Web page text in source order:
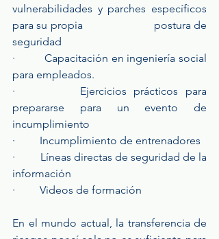
vulnerabilidades y parches específicos
para su propia 		          postura de
seguridad
·         Capacitación en ingeniería social
para empleados.
·         Ejercicios prácticos para
prepararse para un evento de
incumplimiento
·         Incumplimiento de entrenadores
·         Líneas directas de seguridad de la
información
·         Videos de formación
En el mundo actual, la transferencia de